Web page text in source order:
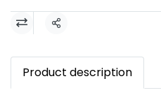
แชร์
Product description